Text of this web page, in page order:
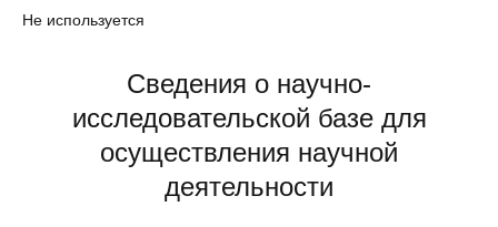
Не используется
Сведения о научно-
исследовательской базе для
осуществления научной
деятельности